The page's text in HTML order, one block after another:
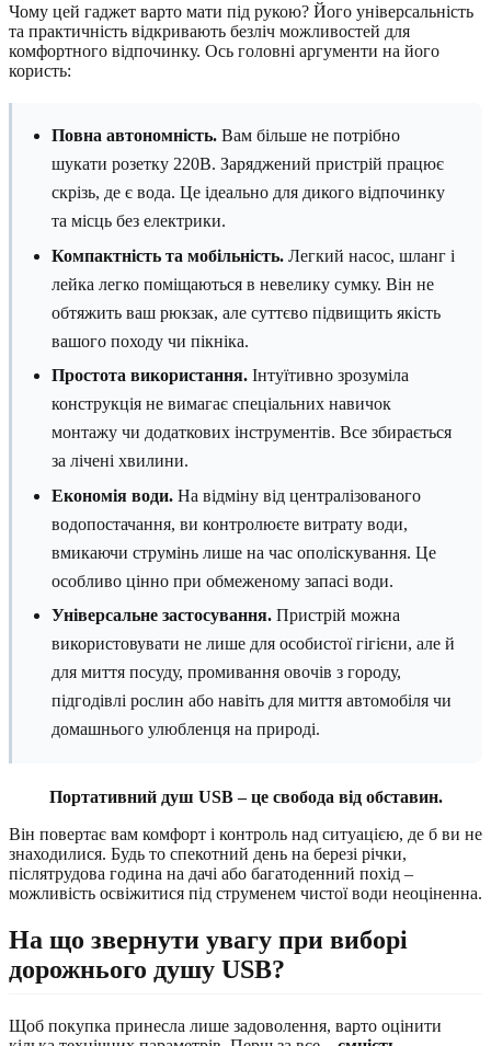
Чому цей гаджет варто мати під рукою? Його універсальність
та практичність відкривають безліч можливостей для
комфортного відпочинку. Ось головні аргументи на його
користь:
Повна автономність. Вам більше не потрібно
шукати розетку 220В. Заряджений пристрій працює
скрізь, де є вода. Це ідеально для дикого відпочинку
та місць без електрики.
Компактність та мобільність. Легкий насос, шланг і
лейка легко поміщаються в невелику сумку. Він не
обтяжить ваш рюкзак, але суттєво підвищить якість
вашого походу чи пікніка.
Простота використання. Інтуїтивно зрозуміла
конструкція не вимагає спеціальних навичок
монтажу чи додаткових інструментів. Все збирається
за лічені хвилини.
Економія води. На відміну від централізованого
водопостачання, ви контролюєте витрату води,
вмикаючи струмінь лише на час ополіскування. Це
особливо цінно при обмеженому запасі води.
Універсальне застосування. Пристрій можна
використовувати не лише для особистої гігієни, але й
для миття посуду, промивання овочів з городу,
підгодівлі рослин або навіть для миття автомобіля чи
домашнього улюбленця на природі.
Портативний душ USB – це свобода від обставин.
Він повертає вам комфорт і контроль над ситуацією, де б ви не
знаходилися. Будь то спекотний день на березі річки,
післятрудова година на дачі або багатоденний похід –
можливість освіжитися під струменем чистої води неоціненна.
На що звернути увагу при виборі
дорожнього душу USB?
Щоб покупка принесла лише задоволення, варто оцінити